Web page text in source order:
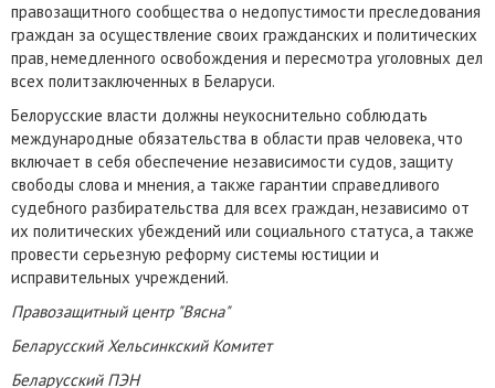
правозащитного сообщества о недопустимости преследования
граждан за осуществление своих гражданских и политических
прав, немедленного освобождения и пересмотра уголовных дел
всех политзаключенных в Беларуси.
Белорусские власти должны неукоснительно соблюдать
международные обязательства в области прав человека, что
включает в себя обеспечение независимости судов, защиту
свободы слова и мнения, а также гарантии справедливого
судебного разбирательства для всех граждан, независимо от
их политических убеждений или социального статуса, а также
провести серьезную реформу системы юстиции и
исправительных учреждений.
Правозащитный центр "Вясна"
Беларусский Хельсинкский Комитет
Беларусский ПЭН